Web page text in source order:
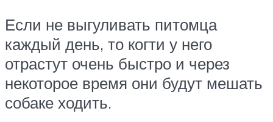
Если не выгуливать питомца
каждый день, то когти у него
отрастут очень быстро и через
некоторое время они будут мешать
собаке ходить.